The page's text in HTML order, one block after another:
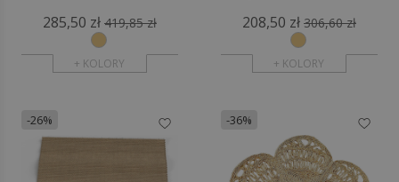
285,50 zł 419,85 zł
+ KOLORY
208,50 zł 306,60 zł
+ KOLORY
-26% -36%